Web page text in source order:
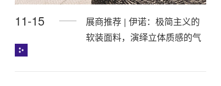
11-15
展商推荐 | 伊诺：极简主义的
软装面料，演绎立体质感的气